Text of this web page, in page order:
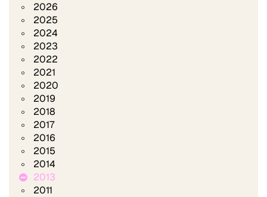
2026
2025
2024
2023
2022
2021
2020
2019
2018
2017
2016
2015
2014
2013
2011